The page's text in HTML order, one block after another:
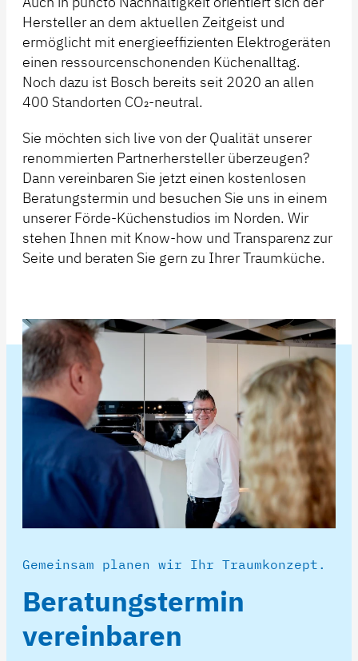
Hersteller an dem aktuellen Zeitgeist und
ermöglicht mit energieeffizienten Elektrogeräten
einen ressourcenschonenden Küchenalltag.
Noch dazu ist Bosch bereits seit 2020 an allen
400 Standorten CO₂-neutral.
Sie möchten sich live von der Qualität unserer
renommierten Partnerhersteller überzeugen?
Dann vereinbaren Sie jetzt einen kostenlosen
Beratungstermin und besuchen Sie uns in einem
unserer Förde-Küchenstudios im Norden. Wir
stehen Ihnen mit Know-how und Transparenz zur
Seite und beraten Sie gern zu Ihrer Traumküche.
Gemeinsam planen wir Ihr Traumkonzept.
Beratungstermin
vereinbaren